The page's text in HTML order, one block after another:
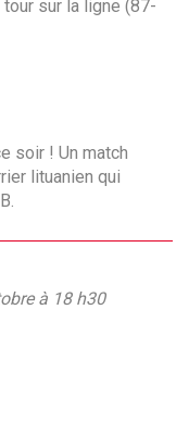
sur la ligne (87-
soir ! Un match
lituanien qui
à 18 h30